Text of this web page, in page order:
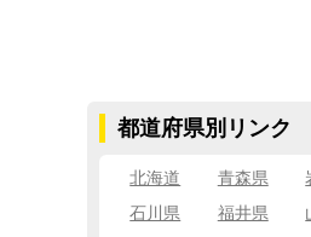
都道府県別リンク
北海道 青森県
石川県
福井県